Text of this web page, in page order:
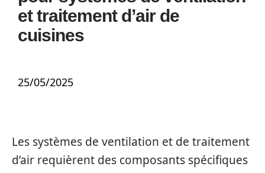
et traitement d’air de
cuisines
25/05/2025
Les systèmes de ventilation et de traitement
d’air requièrent des composants spécifiques